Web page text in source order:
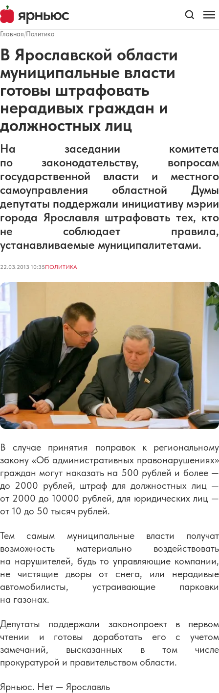
Главная/Политика
В Ярославской области
муниципальные власти
готовы штрафовать
нерадивых граждан и
должностных лиц
На заседании комитета
по законодательству, вопросам
государственной власти и местного
самоуправления областной Думы
депутаты поддержали инициативу мэрии
города Ярославля штрафовать тех, кто
не соблюдает правила,
устанавливаемые муниципалитетами.
22.03.2013 10:35ПОЛИТИКА
В случае принятия поправок к региональному
закону «Об административных правонарушениях»
граждан могут наказать на 500 рублей и более —
до 2000 рублей, штраф для должностных лиц —
от 2000 до 10000 рублей, для юридических лиц —
от 10 до 50 тысяч рублей.
Тем самым муниципальные власти получат
возможность материально воздействовать
на нарушителей, будь то управляющие компании,
не чистящие дворы от снега, или нерадивые
автомобилисты, устраивающие парковки
на газонах.
Депутаты поддержали законопроект в первом
чтении и готовы доработать его с учетом
замечаний, высказанных в том числе
прокуратурой и правительством области.
Ярньюс. Нет — Ярославль